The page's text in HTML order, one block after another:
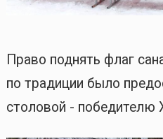
Право поднять флаг
по традиции было
столовой - победителю